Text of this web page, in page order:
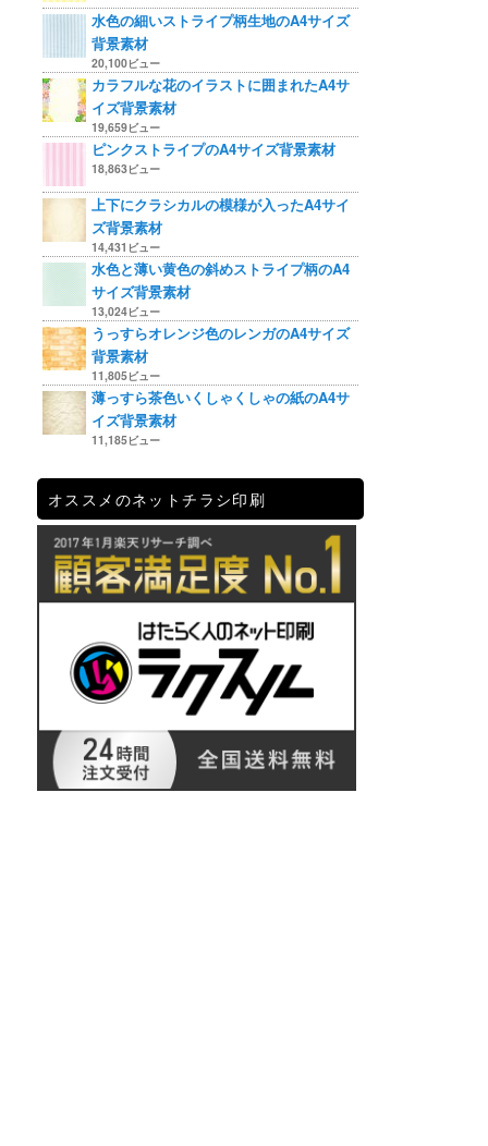
水色の細いストライプ柄生地のA4サイズ
背景素材
20,100ビュー
カラフルな花のイラストに囲まれたA4サ
イズ背景素材
19,659ビュー
ピンクストライプのA4サイズ背景素材
18,863ビュー
上下にクラシカルの模様が入ったA4サイ
ズ背景素材
14,431ビュー
水色と薄い黄色の斜めストライプ柄のA4
サイズ背景素材
13,024ビュー
うっすらオレンジ色のレンガのA4サイズ
背景素材
11,805ビュー
薄っすら茶色いくしゃくしゃの紙のA4サ
イズ背景素材
11,185ビュー
オススメのネットチラシ印刷